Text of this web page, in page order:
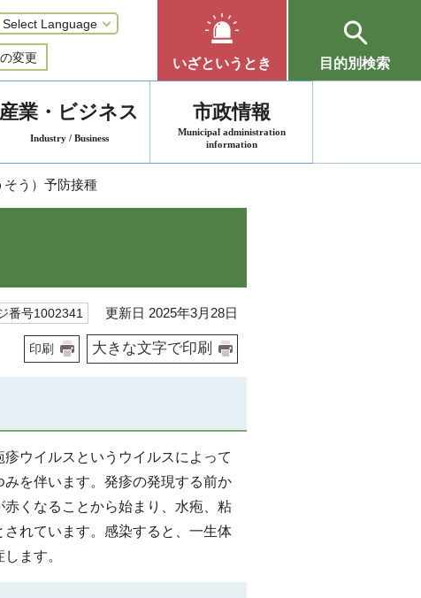
変更 いざというとき 目的別検索
産業・ビジネス
Industry / Business
市政情報
Municipal administration
information
う）予防接種
番号1002341 更新日 2025年3月28日
印刷 大きな文字で印刷
ウイルスというウイルスによって
を伴います。発疹の発現する前か
くなることから始まり、水疱、粘
れています。感染すると、一生体
ます。